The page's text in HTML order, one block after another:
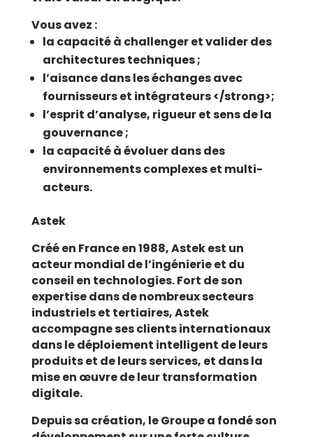
Vous avez :
la capacité à challenger et validerdes
architectures techniques ;
l’aisance dans les échanges avec
fournisseurs et intégrateurs </strong>;
l’esprit d’analyse, rigueur et sens de la
gouvernance ;
la capacité à évoluer dans des
environnementscomplexes et multi-
acteurs.
Astek
Créé en France en 1988, Astek est un
acteur mondial de l’ingénierie et du
conseil en technologies. Fort de son
expertise dans de nombreux secteurs
industriels et tertiaires, Astek
accompagne ses clients internationaux
dans le déploiement intelligent de leurs
produits et de leurs services, et dans la
mise en œuvre de leur transformation
digitale.
Depuis sa création, le Groupe a fondé son